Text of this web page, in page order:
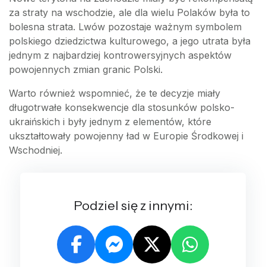
za straty na wschodzie, ale dla wielu Polaków była to
bolesna strata. Lwów pozostaje ważnym symbolem
polskiego dziedzictwa kulturowego, a jego utrata była
jednym z najbardziej kontrowersyjnych aspektów
powojennych zmian granic Polski.
Warto również wspomnieć, że te decyzje miały
długotrwałe konsekwencje dla stosunków polsko-
ukraińskich i były jednym z elementów, które
ukształtowały powojenny ład w Europie Środkowej i
Wschodniej.
Podziel się z innymi: